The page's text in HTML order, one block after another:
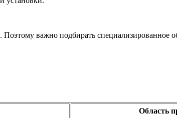
важно подбирать специализированное
Область